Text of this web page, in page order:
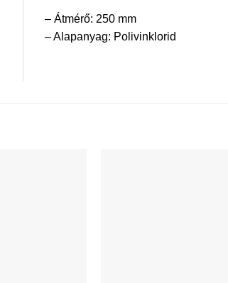
– Átmérő: 250 mm
– Alapanyag: Polivinklorid